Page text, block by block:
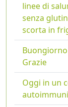
linee di
senza
scorta in
Grazie
Oggi in un